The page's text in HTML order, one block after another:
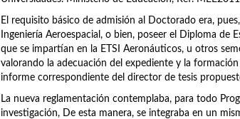
El requisito básico de admisión al Doctorado era,
Ingeniería Aeroespacial, o bien, poseer el Diploma
que se impartían en la ETSI Aeronáuticos, u otros
valorando la adecuación del expediente y la
informe correspondiente del director de tesis
La nueva reglamentación contemplaba, para todo
investigación, De esta manera, se integraba en un